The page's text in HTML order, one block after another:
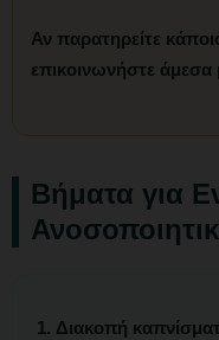
Αν παρατηρείτε
επικοινωνήστε άμεσα
Βήματα για
Διακοπή